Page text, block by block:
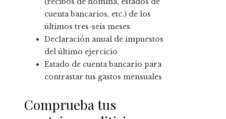
cuenta bancarios, etc.) de los
últimos tres-seis meses
Declaración anual de impuestos
del último ejercicio
Estado de cuenta bancario para
contrastar tus gastos mensuales
Comprueba tus